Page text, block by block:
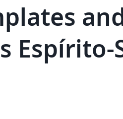
Espírito-